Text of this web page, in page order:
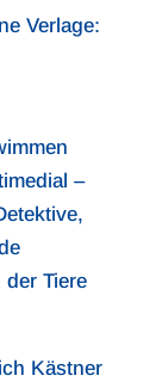
Verlage:
–
Tiere
Kästner